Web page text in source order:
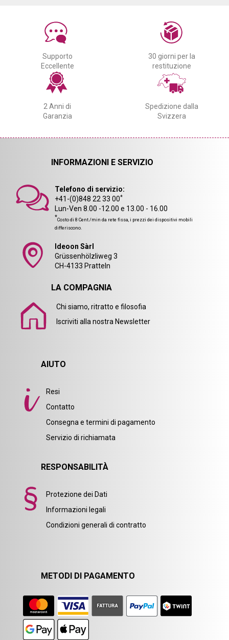
Supporto
Eccellente
30 giorni per la
restituzione
2 Anni di
Garanzia
Spedizione dalla
Svizzera
INFORMAZIONI E SERVIZIO
Telefono di servizio:
+41-(0)848 22 33 00*
Lun-Ven 8.00 -12.00 e 13.00 - 16.00
*Costo di 8 Cent./min da rete fissa, i prezzi dei dispositivi mobili
differiscono.
Ideoon Sàrl
Grüssenhölzliweg 3
CH-4133 Pratteln
LA COMPAGNIA
Chi siamo, ritratto e filosofia
Iscriviti alla nostra Newsletter
AIUTO
Resi
Contatto
Consegna e termini di pagamento
Servizio di richiamata
RESPONSABILITÀ
Protezione dei Dati
Informazioni legali
Condizioni generali di contratto
METODI DI PAGAMENTO